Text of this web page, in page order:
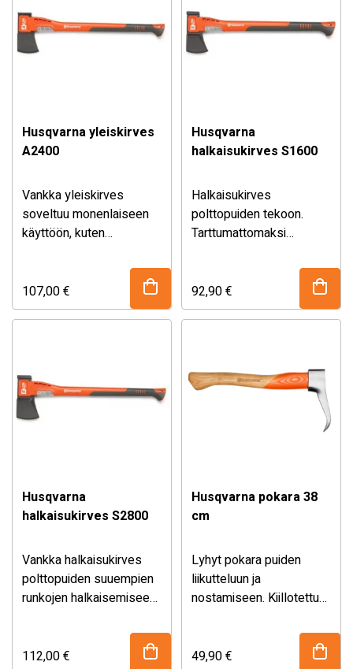
Husqvarna yleiskirves
A2400
Vankka yleiskirves
soveltuu monenlaiseen
käyttöön, kuten
107,00€
Husqvarna
halkaisukirves S1600
Halkaisukirves
polttopuiden tekoon.
Tarttumattomaksi
pienempi ja se uppoaa
hyvin puuhun.
92,90€
Husqvarna
halkaisukirves S2800
Vankka halkaisukirves
polttopuiden suuempien
runkojen halkaisemiseen.
käsitellyn terän kitka on
pienempi ja se uppoaa
112,00€
Husqvarna pokara 38
cm
Lyhyt pokara puiden
liikutteluun ja
nostamiseen. Kiillotettu
kärjellä ja puinen varsi.
49,90€